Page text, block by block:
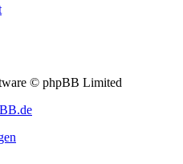
© phpBB Limited